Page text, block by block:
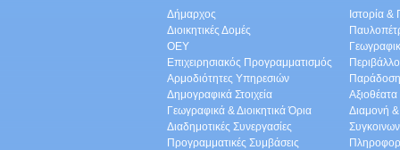
Δήμαρχος
Διοικητικές Δομές
ΟEΥ
Επιχειρησιακός Προγραμματισμός
Αρμοδιότητες Υπηρεσιών
Δημογραφικά Στοιχεία
Γεωγραφικά & Διοικητικά Όρια
Διαδημοτικές Συνεργασίες
Προγραμματικές Συμβάσεις
Ιστορία &
Αξιοθέατα
Διαμονή